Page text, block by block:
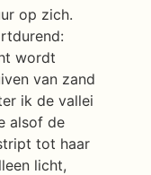
op zich.
wordt
van zand
ik de vallei
alsof de
tot haar
licht,